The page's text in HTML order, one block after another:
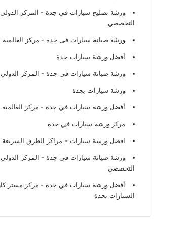
ورشة تصليح سيارات في جدة - المركز الدولي
التخصصي
ورشة صيانة سيارات في جدة - مركز
أفضل ورشة سيارات جدة
ورشة صيانة سيارات في جدة - المركز الدولي
ورشة سيارات بجدة
أفضل ورشة سيارات في جدة - مركز العالمية
مركز ورشة سيارات في جدة
افضل ورشة سيارات - مراكز الطرق السريعة
ورشة صيانة سيارات في جدة - المركز الدولي
التخصصي
أفضل ورشة سيارات في جدة - مركز مستر
السيارات بجدة